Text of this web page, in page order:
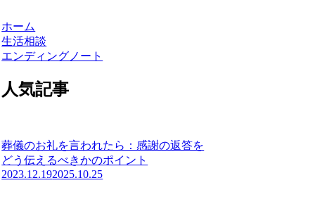
ホーム
生活相談
エンディングノート
人気記事
葬儀のお礼を言われたら：感謝の返答を
どう伝えるべきかのポイント
2023.12.192025.10.25